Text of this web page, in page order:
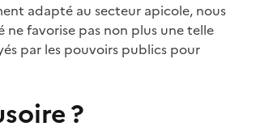
adapté au secteur apicole, nous
favorise pas non plus une telle
par les pouvoirs publics pour
?